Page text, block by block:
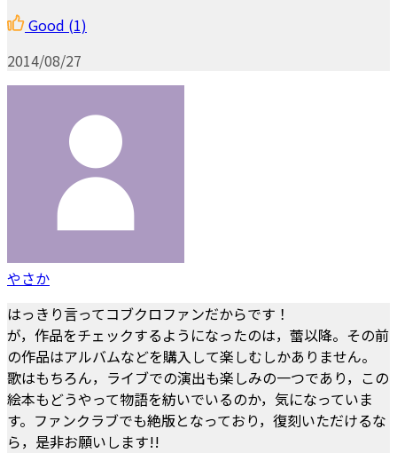
Good (1)
2014/08/27
やさか
はっきり言ってコブクロファンだからです！
が，作品をチェックするようになったのは，蕾以降。その前
の作品はアルバムなどを購入して楽しむしかありません。
歌はもちろん，ライブでの演出も楽しみの一つであり，この
絵本もどうやって物語を紡いでいるのか，気になっていま
す。ファンクラブでも絶版となっており，復刻いただけるな
ら，是非お願いします!!